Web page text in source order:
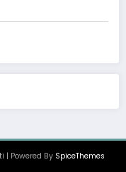
| Powered By SpiceThemes